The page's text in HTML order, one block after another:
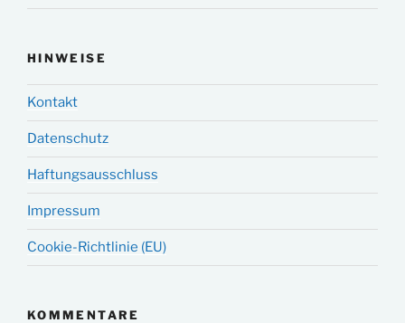
HINWEISE
Kontakt
Datenschutz
Haftungsausschluss
Impressum
Cookie-Richtlinie (EU)
KOMMENTARE